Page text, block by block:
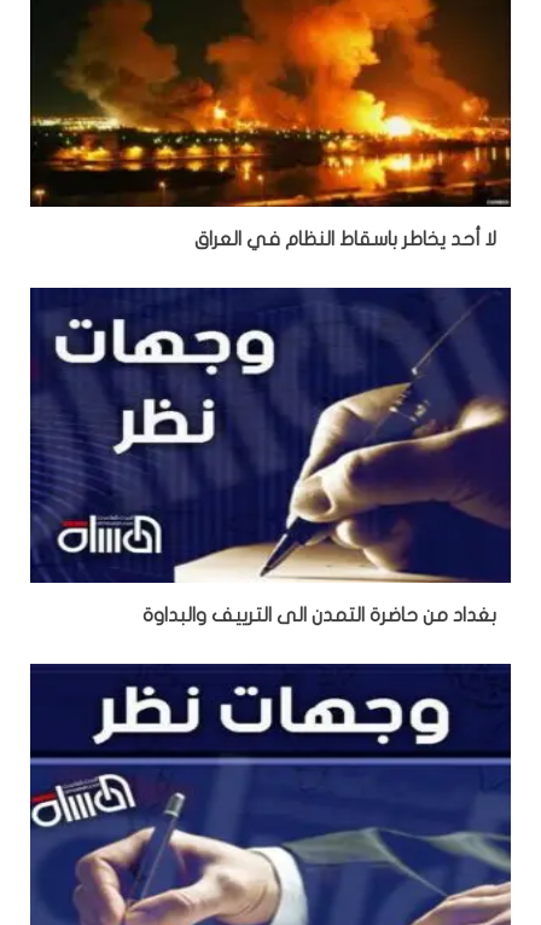
لا أحد يخاطر باسقاط النظام في العراق
بغداد من حاضرة التمدن الى الترييف والبداوة